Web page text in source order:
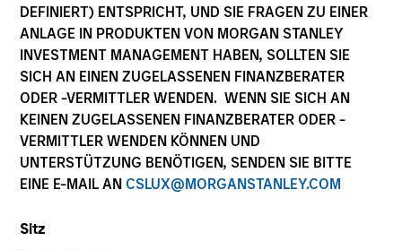
DEFINIERT) ENTSPRICHT, UND SIE FRAGEN ZU EINER
ANLAGE IN PRODUKTEN VON MORGAN STANLEY
INVESTMENT MANAGEMENT HABEN, SOLLTEN SIE
SICH AN EINEN ZUGELASSENEN FINANZBERATER
ODER -VERMITTLER WENDEN. WENN SIE SICH AN
KEINEN ZUGELASSENEN FINANZBERATER ODER -
VERMITTLER WENDEN KÖNNEN UND
UNTERSTÜTZUNG BENÖTIGEN, SENDEN SIE BITTE
EINE E-MAIL AN CSLUX@MORGANSTANLEY.COM
Sitz
Kommentar
Wesentliche Anlegerinformationen
(KID)
Ressourcen